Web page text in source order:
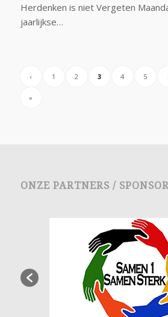
Herdenken is niet Vergeten
jaarlijkse…
‹ 1 2 3 4 5
»
ONZE PARTNERS /